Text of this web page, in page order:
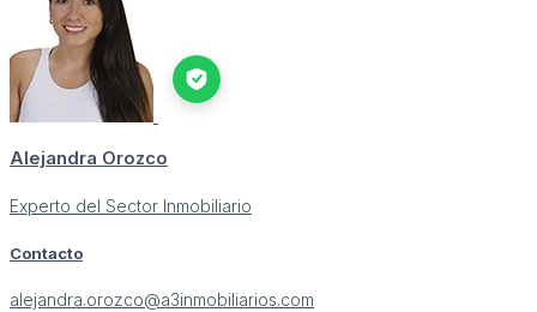
Alejandra Orozco
Experto del Sector Inmobiliario
Contacto
alejandra.orozco@a3inmobiliarios.com